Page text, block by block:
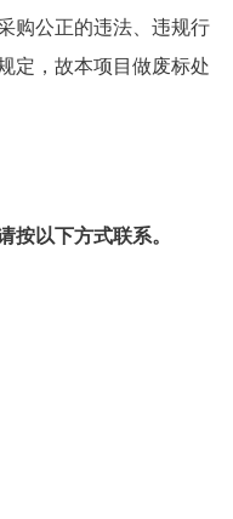
购公正的违法、违规行
定，故本项目做废标处
按以下方式联系。
路四号